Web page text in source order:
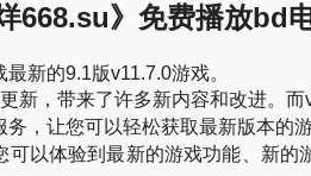
668.su》免费播放bd
新的9.1版v11.7.0游戏。
新，带来了许多新内容和改进。
，让您可以轻松获取最新版本的
可以体验到最新的游戏功能、新